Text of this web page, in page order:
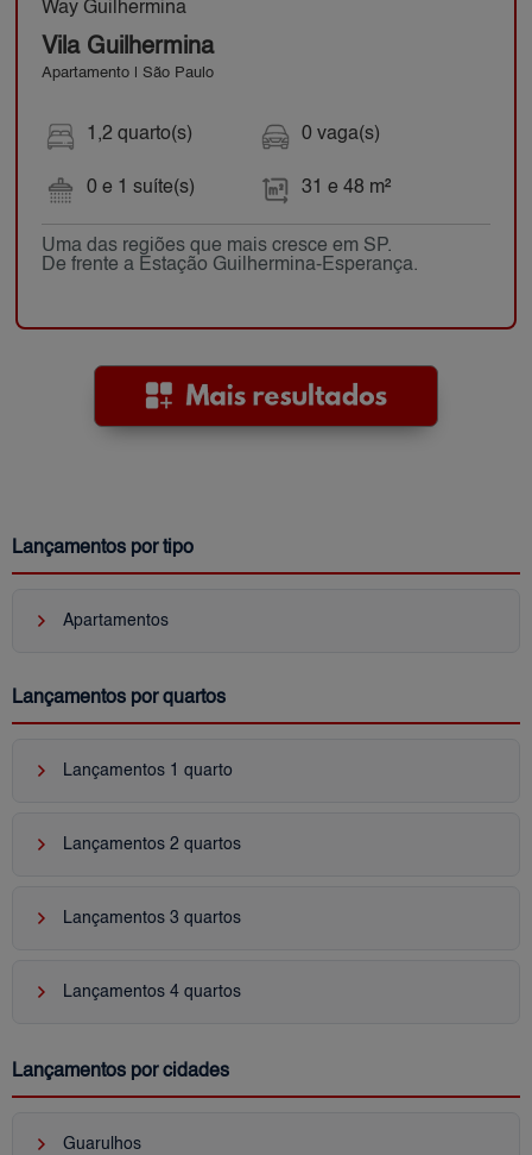
Way Guilhermina
Vila Guilhermina
Apartamento | São Paulo
1,2 quarto(s)
0 e 1 suíte(s)
0 vaga(s)
31 e 48 m²
Uma das regiões que mais cresce em SP.
De frente a Estação Guilhermina-Esperança.
Lançamentos por tipo
keyboard_arrow_right Apartamentos
Lançamentos por quartos
keyboard_arrow_right Lançamentos 1 quarto
keyboard_arrow_right Lançamentos 2 quartos
keyboard_arrow_right Lançamentos 3 quartos
keyboard_arrow_right Lançamentos 4 quartos
Lançamentos por cidades
keyboard_arrow_right Guarulhos